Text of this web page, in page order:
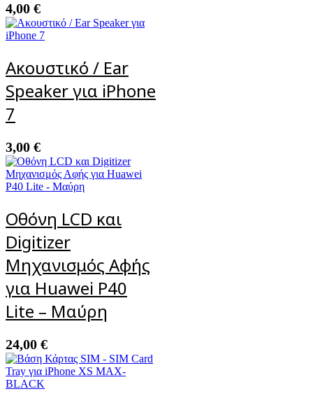
4,00 €
Ακουστικό / Ear
Speaker για iPhone
7
3,00 €
Οθόνη LCD και
Digitizer
Μηχανισμός Αφής
για Huawei P40
Lite – Μαύρη
24,00 €